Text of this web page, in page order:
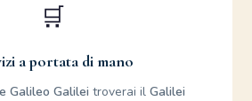
🛒
a portata di mano
Galileo Galilei troverai il Galilei